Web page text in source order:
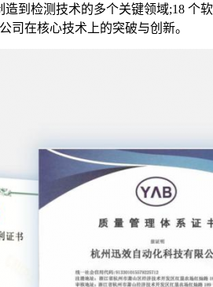
检测技术的多个关键领域;18 个
司在核心技术上的突破与创新。